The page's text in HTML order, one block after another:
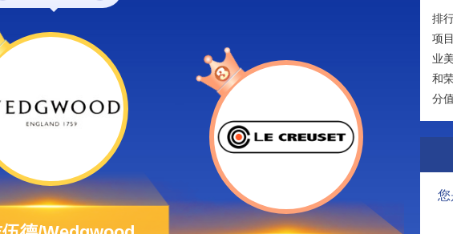
排
项
业
和
分
您